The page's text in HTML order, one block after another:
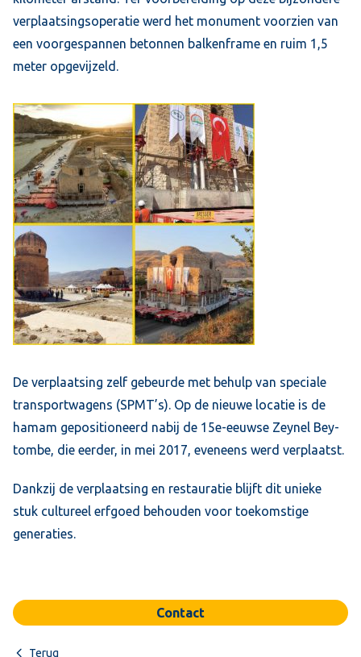
verplaatsingsoperatie werd het monument voorzien van
een voorgespannen betonnen balkenframe en ruim 1,5
meter opgevijzeld.
De verplaatsing zelf gebeurde met behulp van speciale
transportwagens (SPMT’s). Op de nieuwe locatie is de
hamam gepositioneerd nabij de 15e-eeuwse Zeynel Bey-
tombe, die eerder, in mei 2017, eveneens werd verplaatst.
Dankzij de verplaatsing en restauratie blijft dit unieke
stuk cultureel erfgoed behouden voor toekomstige
generaties.
Contact
Terug